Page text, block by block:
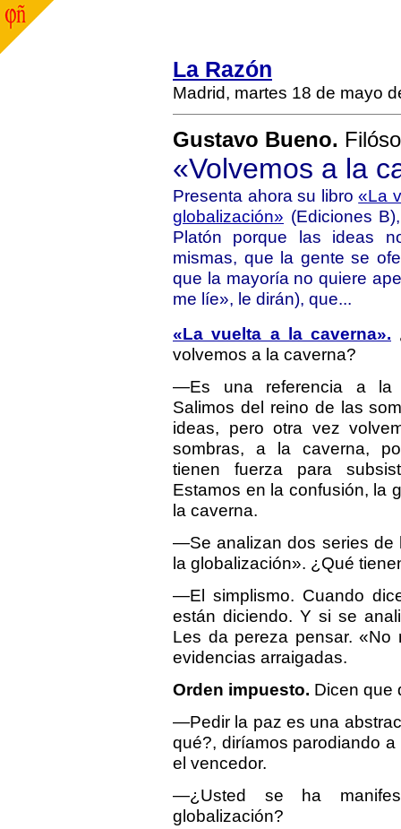
La Razón
Madrid, martes 18 de mayo
Gustavo Bueno.
«Volvemos a la
Presenta ahora su libro«La
globalización» (Ediciones
Platón porque las ideas
mismas, que la gente se
que la mayoría no quiere
me líe», le dirán), que...
«La vuelta a la caverna».
volvemos a la caverna?
—Es una referencia a la
Salimos del reino de las
ideas, pero otra vez
sombras, a la caverna,
tienen fuerza para
Estamos en la confusión, la
la caverna.
—Se analizan dos series de
la globalización». ¿Qué
—El simplismo. Cuando
están diciendo. Y si se
Les da pereza pensar.
evidencias arraigadas.
Orden impuesto. Dicen que
—Pedir la paz es una
qué?, diríamos parodiando
el vencedor.
—¿Usted se ha
globalización?